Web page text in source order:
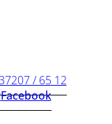
/ 65 12
Facebook